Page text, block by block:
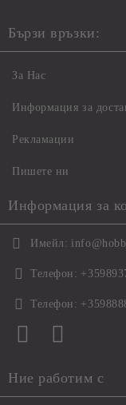
Бързи връзки:
За Нас
Информация за
Рекламации
Пишете ни
Информация за
Имейл:
Телефон:
Телефон:
Ние работим с